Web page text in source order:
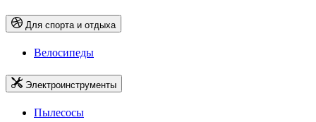
Для спорта и отдыха
Велосипеды
Электроинструменты
Пылесосы